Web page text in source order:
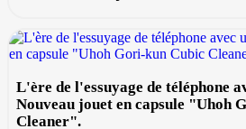
L'ère de l'essuyage de téléphone
Nouveau jouet en capsule "Uhoh
Cleaner".